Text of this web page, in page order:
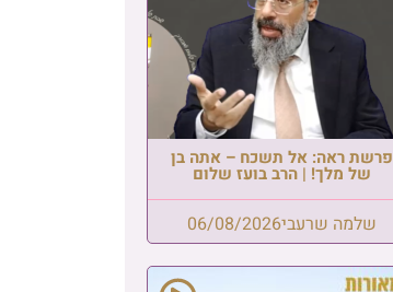
פרשת ראה: אל תשכח – אתה בן
של מלך! | הרב בועז שלום
שלמה שרעבי06/08/2026